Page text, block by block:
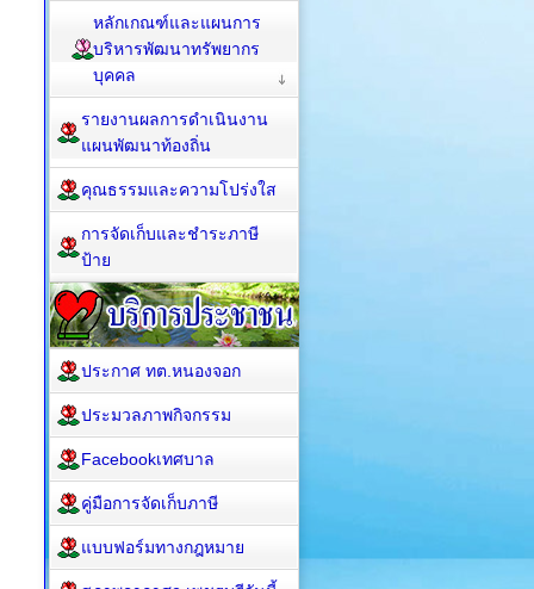
หลักเกณฑ์และแผนการ
บริหารพัฒนาทรัพยากร
บุคคล
รายงานผลการดำเนินงาน
แผนพัฒนาท้องถิ่น
คุณธรรมและความโปร่งใส
การจัดเก็บและชำระภาษี
ป้าย
ประกาศ ทต.หนองจอก
ประมวลภาพกิจกรรม
Facebookเทศบาล
คู่มือการจัดเก็บภาษี
แบบฟอร์มทางกฎหมาย